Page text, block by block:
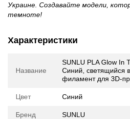
Украине. Создавайте модели,
темноте!
Характеристики
Название
SUNLU PLA Glow In
Синий, светящийся
филамент для 3D-
Цвет Синий
Бренд SUNLU